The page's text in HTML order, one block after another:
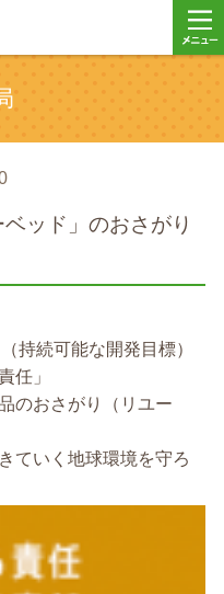
ッド」のおさがり
持続可能な開発目標）
任」
のおさがり（リユー
ていく地球環境を守ろ